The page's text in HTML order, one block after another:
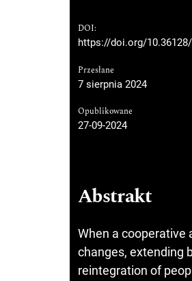
DOI:
https://doi.org/10.36128/
Przesłane
7 sierpnia 2024
Opublikowane
27-09-2024
Abstrakt
When a cooperative
changes, extending
reintegration of